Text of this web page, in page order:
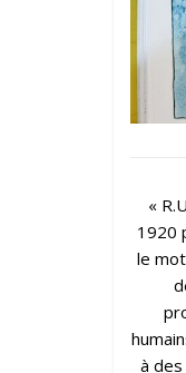
«
1920
le
à